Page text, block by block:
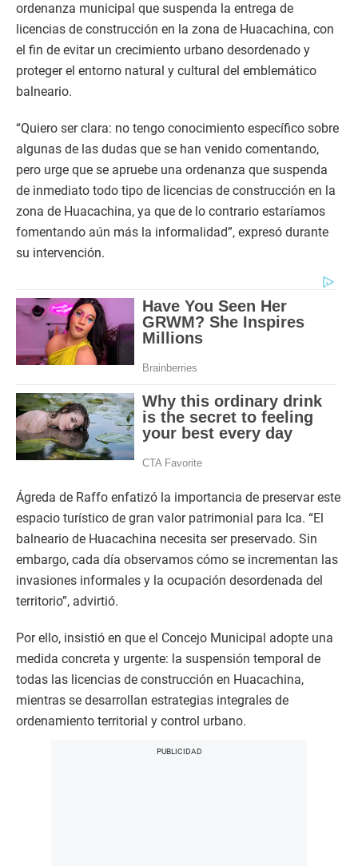
ordenanza municipal que suspenda la entrega de
licencias de construcción en la zona de Huacachina, con
el fin de evitar un crecimiento urbano desordenado y
proteger el entorno natural y cultural del emblemático
balneario.
“Quiero ser clara: no tengo conocimiento específico sobre
algunas de las dudas que se han venido comentando,
pero urge que se apruebe una ordenanza que suspenda
de inmediato todo tipo de licencias de construcción en la
zona de Huacachina, ya que de lo contrario estaríamos
fomentando aún más la informalidad”, expresó durante
su intervención.
Ágreda de Raffo enfatizó la importancia de preservar este
espacio turístico de gran valor patrimonial para Ica. “El
balneario de Huacachina necesita ser preservado. Sin
embargo, cada día observamos cómo se incrementan las
invasiones informales y la ocupación desordenada del
territorio”, advirtió.
Por ello, insistió en que el Concejo Municipal adopte una
medida concreta y urgente: la suspensión temporal de
todas las licencias de construcción en Huacachina,
mientras se desarrollan estrategias integrales de
ordenamiento territorial y control urbano.